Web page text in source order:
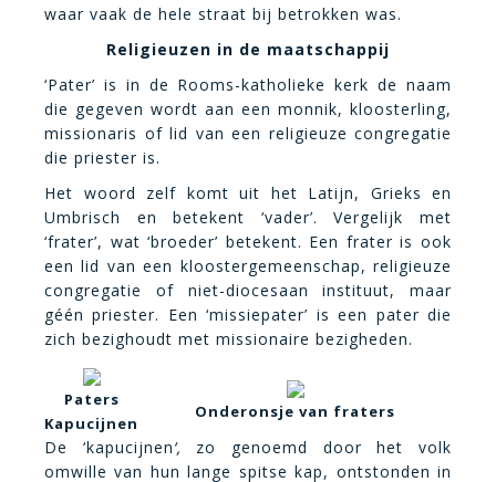
waar vaak de hele straat bij betrokken was.
Religieuzen in de maatschappij
‘Pater’ is in de Rooms-katholieke kerkde naam
die gegeven wordt aan een monnik, kloosterling,
missionaris of lid van een religieuze congregatie
die priester is.
Het woord zelf komt uit het Latijn, Grieks en
Umbrisch en betekent ‘vader’. Vergelijk met
‘frater’, wat ‘broeder’ betekent. Een frater is ook
een lid van een kloostergemeenschap, religieuze
congregatie of niet-diocesaan instituut, maar
géén priester. Een ‘missiepater’ is een pater die
zich bezighoudt met missionaire bezigheden.
Paters
Kapucijnen
Onderonsje van fraters
De ‘kapucijnen‘, zo genoemd door het volk
omwille van hun lange spitse kap, ontstonden in